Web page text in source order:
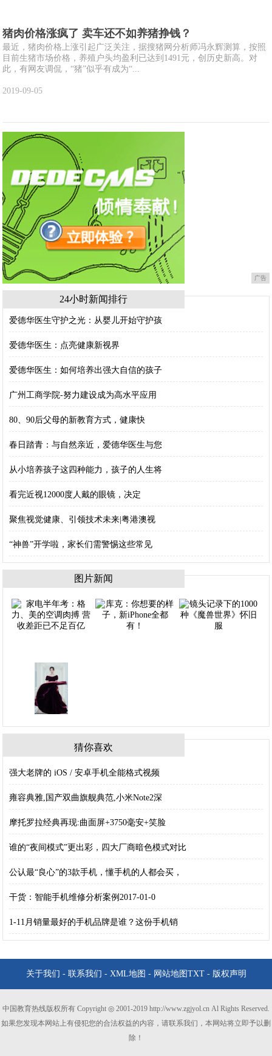
猪肉价格涨疯了 卖车还不如养猪挣钱？
最近，猪肉价格上涨引起广泛关注，据搜猪网分析师冯永辉测算，按照
目前生猪市场价格，养殖户头均盈利已达到1491元，创历史新高。对
此，有网友调侃，“猪”似乎有成为“...
2019-09-05
广告
24小时新闻排行
爱德华医生守护之光：从婴儿开始守护孩
爱德华医生：点亮健康新视界
爱德华医生：如何培养出强大自信的孩子
广州工商学院-努力建设成为高水平应用
80、90后父母的新教育方式，健康快
春日踏青：与自然亲近，爱德华医生与您
从小培养孩子这四种能力，孩子的人生将
看完近视12000度人戴的眼镜，决定
聚焦视觉健康、引领技术未来|粤港澳视
“神兽”开学啦，家长们需警惕这些常见
图片新闻
猜你喜欢
强大老牌的 iOS / 安卓手机全能格式视频
雍容典雅,国产双曲旗舰典范,小米Note2深
摩托罗拉经典再现:曲面屏+3750毫安+笑脸
谁的“夜间模式”更出彩，四大厂商暗色模式对比
公认最“良心”的3款手机，懂手机的人都会买，
干货：智能手机维修分析案例2017-01-0
1-11月销量最好的手机品牌是谁？这份手机销
关于我们 - 联系我们 - XML地图 - 网站地图 TXT- 版权声明
中国教育热线版权所有 Copyright ◎ 2001-2019 http://www.zgjyol.cn Al Rights Reserved.
如果您发现本网站上有侵犯您的合法权益的内容，请联系我们，本网站将立即予以删
除！